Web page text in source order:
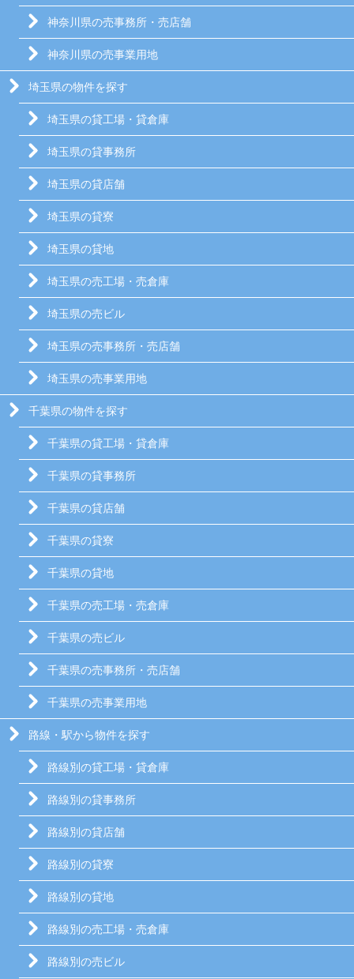
神奈川県の売事務所・売店舗
神奈川県の売事業用地
埼玉県の物件を探す
埼玉県の貸工場・貸倉庫
埼玉県の貸事務所
埼玉県の貸店舗
埼玉県の貸寮
埼玉県の貸地
埼玉県の売工場・売倉庫
埼玉県の売ビル
埼玉県の売事務所・売店舗
埼玉県の売事業用地
千葉県の物件を探す
千葉県の貸工場・貸倉庫
千葉県の貸事務所
千葉県の貸店舗
千葉県の貸寮
千葉県の貸地
千葉県の売工場・売倉庫
千葉県の売ビル
千葉県の売事務所・売店舗
千葉県の売事業用地
路線・駅から物件を探す
路線別の貸工場・貸倉庫
路線別の貸事務所
路線別の貸店舗
路線別の貸寮
路線別の貸地
路線別の売工場・売倉庫
路線別の売ビル